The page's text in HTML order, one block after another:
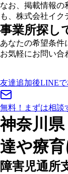
なお、掲載情報の
も、株式会社イク
事業所探し
あなたの希望条件
お気軽にお問い合
友達追加後LINE
無料！ まずは相談
神奈川
達や療
障害児通所